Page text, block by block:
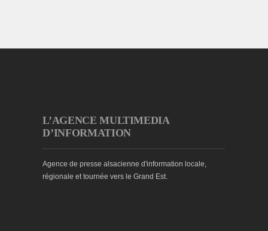
L’AGENCE MULTIMEDIA
D’INFORMATION
Agence de presse alsacienne d'information locale,
régionale et tournée vers le Grand Est.